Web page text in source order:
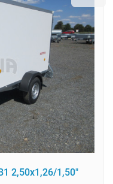
2,50x1,26/1,50"